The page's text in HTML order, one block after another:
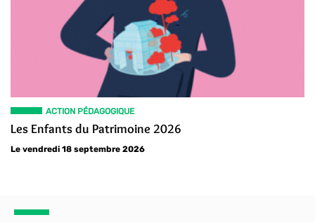
ACTION PÉDAGOGIQUE
Les Enfants du Patrimoine 2026
Le vendredi 18 septembre 2026